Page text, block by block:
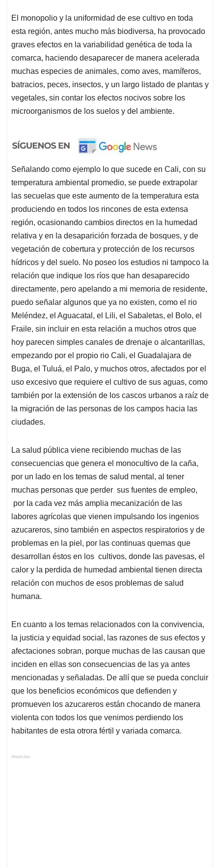
El monopolio y la uniformidad de ese cultivo en toda
esta región, antes mucho más biodiversa, ha provocado
graves efectos en la variabilidad genética de toda la
comarca, haciendo desaparecer de manera acelerada
muchas especies de animales, como aves, mamíferos,
batracios, peces, insectos, y un largo listado de plantas y
vegetales, sin contar los efectos nocivos sobre los
microorganismos de los suelos y del ambiente.
Señalando como ejemplo lo que sucede en Cali, con su
temperatura ambiental promedio, se puede extrapolar
las secuelas que este aumento de la temperatura esta
produciendo en todos los rincones de esta extensa
región, ocasionando cambios directos en la humedad
relativa y en la desaparición forzada de bosques, y de
vegetación de cobertura y protección de los recursos
hídricos y del suelo. No poseo los estudios ni tampoco la
relación que indique los ríos que han desaparecido
directamente, pero apelando a mi memoria de residente,
puedo señalar algunos que ya no existen, como el rio
Meléndez, el Aguacatal, el Lili, el Sabaletas, el Bolo, el
Fraile, sin incluir en esta relación a muchos otros que
hoy parecen simples canales de drenaje o alcantarillas,
empezando por el propio rio Cali, el Guadalajara de
Buga, el Tuluá, el Palo, y muchos otros, afectados por el
uso excesivo que requiere el cultivo de sus aguas, como
también por la extensión de los cascos urbanos a raíz de
la migración de las personas de los campos hacia las
ciudades.
La salud pública viene recibiendo muchas de las
consecuencias que genera el monocultivo de la caña,
por un lado en los temas de salud mental, al tener
muchas personas que perder sus fuentes de empleo,
por la cada vez más amplia mecanización de las
labores agrícolas que vienen impulsando los ingenios
azucareros, sino también en aspectos respiratorios y de
problemas en la piel, por las continuas quemas que
desarrollan éstos en los cultivos, donde las pavesas, el
calor y la perdida de humedad ambiental tienen directa
relación con muchos de esos problemas de salud
humana.
En cuanto a los temas relacionados con la convivencia,
la justicia y equidad social, las razones de sus efectos y
afectaciones sobran, porque muchas de las causan que
inciden en ellas son consecuencias de las ya antes
mencionadas y señaladas. De allí que se pueda concluir
que los beneficios económicos que defienden y
promueven los azucareros están chocando de manera
violenta con todos los que venimos perdiendo los
habitantes de esta otrora fértil y variada comarca.
Anuncios.